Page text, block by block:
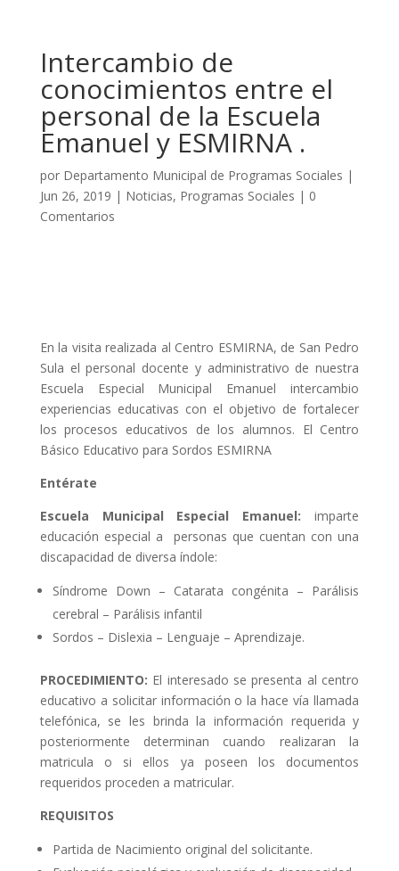
Intercambio de
conocimientos entre el
personal de la Escuela
Emanuel y ESMIRNA .
por Departamento Municipal de Programas Sociales |
Jun 26, 2019 | Noticias, Programas Sociales | 0
Comentarios
En la visita realizada al Centro ESMIRNA, de San Pedro
Sula el personal docente y administrativo de nuestra
Escuela Especial Municipal Emanuel intercambio
experiencias educativas con el objetivo de fortalecer
los procesos educativos de los alumnos. El Centro
Básico Educativo para Sordos ESMIRNA
Entérate
Escuela Municipal Especial Emanuel: imparte
educación especial a personas que cuentan con una
discapacidad de diversa índole:
Síndrome Down – Catarata congénita – Parálisis
cerebral – Parálisis infantil
Sordos – Dislexia – Lenguaje – Aprendizaje.
PROCEDIMIENTO: El interesado se presenta al centro
educativo a solicitar información o la hace vía llamada
telefónica, se les brinda la información requerida y
posteriormente determinan cuando realizaran la
matricula o si ellos ya poseen los documentos
requeridos proceden a matricular.
REQUISITOS
Partida de Nacimiento original del solicitante.